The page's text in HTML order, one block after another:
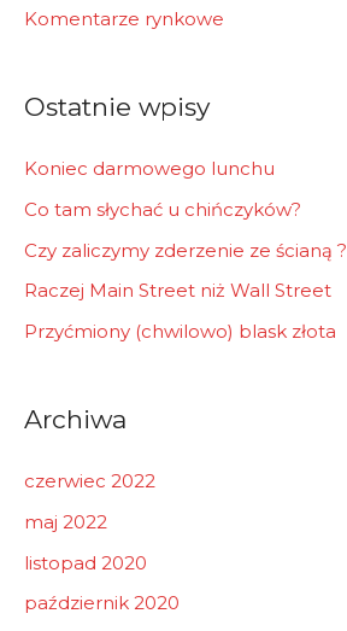
fKomentarze rynkowe
Ostatnie wpisy
Koniec darmowego lunchu
Co tam słychać u chińczyków?
Czy zaliczymy zderzenie ze ścianą ?
Raczej Main Street niż Wall Street
Przyćmiony (chwilowo) blask złota
Archiwa
czerwiec 2022
maj 2022
listopad 2020
październik 2020